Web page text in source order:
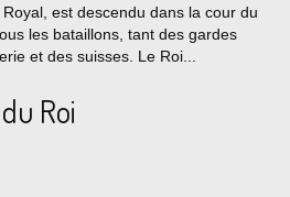
est descendu dans la cour du
les bataillons, tant des gardes
et des suisses. Le Roi...
Roi